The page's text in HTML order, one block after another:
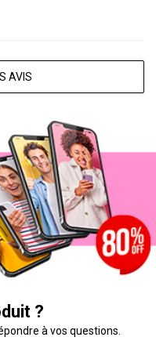
AVIS
?
à vos questions.